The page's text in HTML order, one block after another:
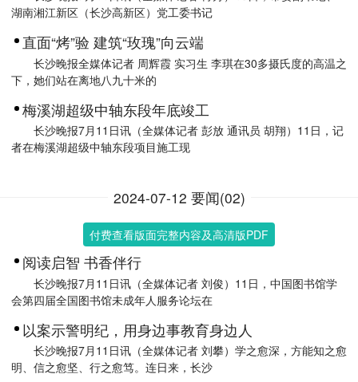
湖南湘江新区（长沙高新区）党工委书记
直面“烤”验 建筑“玫瑰”向云端
长沙晚报全媒体记者 周辉霞 实习生 李琪在30多摄氏度的高温之
下，她们站在离地八九十米的
梅溪湖超级中轴东段年底竣工
长沙晚报7月11日讯（全媒体记者 彭放 通讯员 胡翔）11日，记
者在梅溪湖超级中轴东段项目施工现
2024-07-12 要闻(02)
付费查看版面完整内容及高清版PDF
阅读启智 书香伴行
长沙晚报7月11日讯（全媒体记者 刘俊）11日，中国图书馆学
会第四届全国图书馆未成年人服务论坛在
以案示警明纪，用身边事教育身边人
长沙晚报7月11日讯（全媒体记者 刘攀）学之愈深，方能知之愈
明、信之愈坚、行之愈笃。连日来，长沙